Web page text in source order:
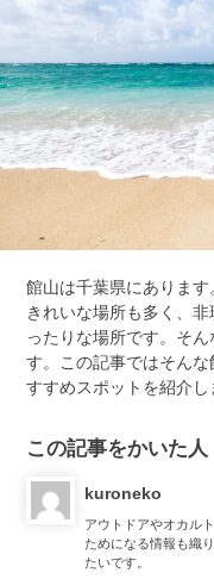
館山は千葉県にありま
きれいな場所も多く、
ったりな場所です。そ
す。この記事ではそん
すすめスポットを紹介し
この記事をかいた人
kuroneko
アウトドアやオカル
ためになる情報も織
たいです。